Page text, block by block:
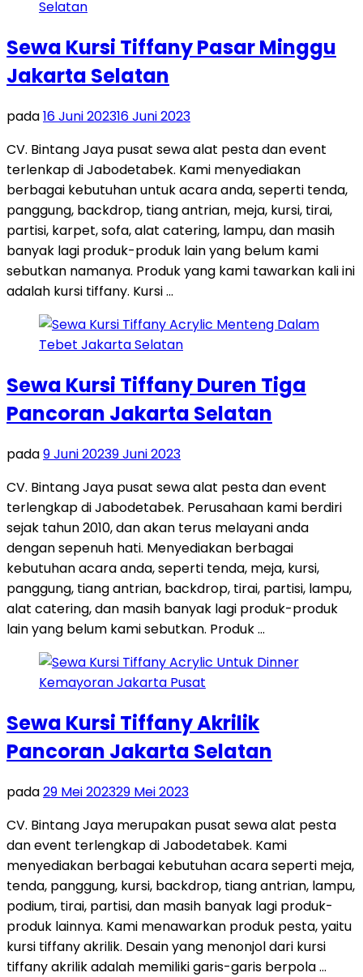
Sewa Kursi Tiffany Pasar Minggu
Jakarta Selatan
pada16 Juni 202316 Juni 2023
CV. Bintang Jaya pusat sewa alat pesta dan event
terlenkap di Jabodetabek. Kami menyediakan
berbagai kebutuhan untuk acara anda, seperti tenda,
panggung, backdrop, tiang antrian, meja, kursi, tirai,
partisi, karpet, sofa, alat catering, lampu, dan masih
banyak lagi produk-produk lain yang belum kami
sebutkan namanya. Produk yang kami tawarkan kali ini
adalah kursi tiffany. Kursi …
Sewa Kursi Tiffany Duren Tiga
Pancoran Jakarta Selatan
pada9 Juni 20239 Juni 2023
CV. Bintang Jaya pusat sewa alat pesta dan event
terlengkap di Jabodetabek. Perusahaan kami berdiri
sejak tahun 2010, dan akan terus melayani anda
dengan sepenuh hati. Menyediakan berbagai
kebutuhan acara anda, seperti tenda, meja, kursi,
panggung, tiang antrian, backdrop, tirai, partisi, lampu,
alat catering, dan masih banyak lagi produk-produk
lain yang belum kami sebutkan. Produk …
Sewa Kursi Tiffany Akrilik
Pancoran Jakarta Selatan
pada29 Mei 202329 Mei 2023
CV. Bintang Jaya merupakan pusat sewa alat pesta
dan event terlengkap di Jabodetabek. Kami
menyediakan berbagai kebutuhan acara seperti meja,
tenda, panggung, kursi, backdrop, tiang antrian, lampu,
podium, tirai, partisi, dan masih banyak lagi produk-
produk lainnya. Kami menawarkan produk pesta, yaitu
kursi tiffany akrilik. Desain yang menonjol dari kursi
tiffany akrilik adalah memiliki garis-garis berpola …